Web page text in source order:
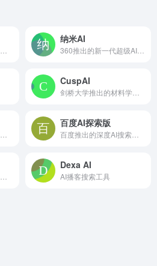
纳米AI
CuspAI
百度AI探索版
Dexa AI
AI播客搜索工具